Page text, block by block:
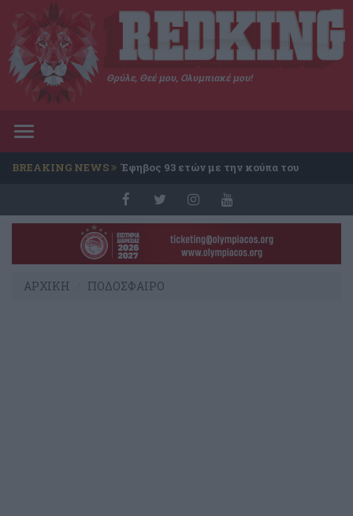
Θρύλε, Θεέ μου, Ολυμπιακέ μου!
Toggle
BREAKING NEWS Έφηβος 93 ετών με την κούπα του
ΑΡΧΙΚΗ ΠΟΔΟΣΦΑΙΡΟ